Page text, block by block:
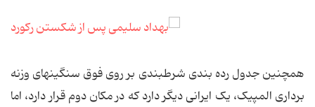
همچنین جدول رده بندی شرطبندی بر روی فوق سنگینهای وزنه
برداری المپیک، یک ایرانی دیگر دارد که در مکان دوم قرار دارد، اما